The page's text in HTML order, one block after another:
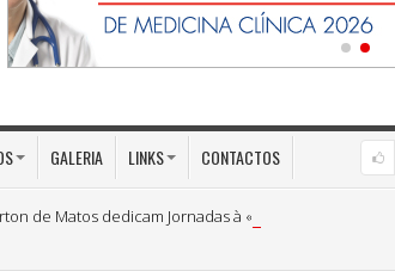
GALERIA LINKS CONTACTOS
de Matos dedicam Jornadas à «Medicina Preventiva»